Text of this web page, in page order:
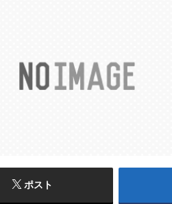
ポスト